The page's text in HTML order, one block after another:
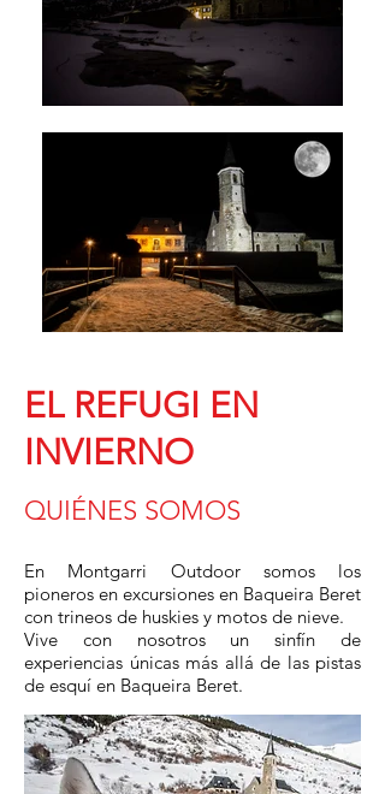
EL REFUGI EN
INVIERNO
QUIÉNES SOMOS
En Montgarri Outdoor somos los
pioneros en excursiones en Baqueira Beret
con trineos de huskies y motos de nieve.
Vive con nosotros un sinfín de
experiencias únicas más allá de las pistas
de esquí en Baqueira Beret.